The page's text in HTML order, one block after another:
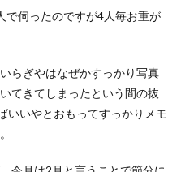
で伺ったのですが4人毎お重が
らぎやはなぜかすっかり写真
てきてしまったという間の抜
いいやとおもってすっかりメモ